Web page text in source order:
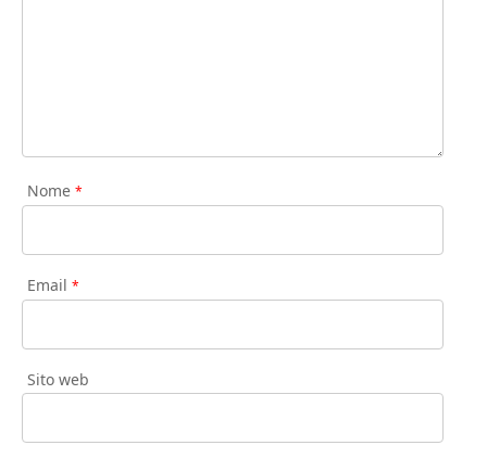
Nome *
Email *
Sito web